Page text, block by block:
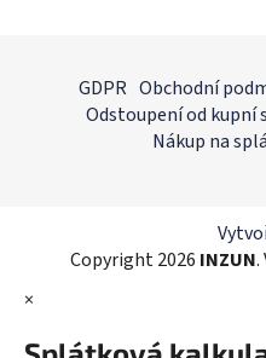
GDPR Obchodní
Odstoupení od kupní
Nákup na
Copyright 2026 INZUN.
×